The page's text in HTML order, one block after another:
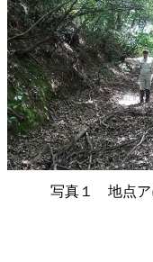
写真１ 地点ア